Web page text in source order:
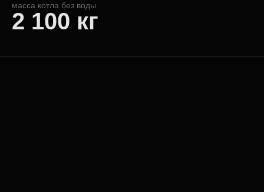
2 100 кг
масса котла без воды